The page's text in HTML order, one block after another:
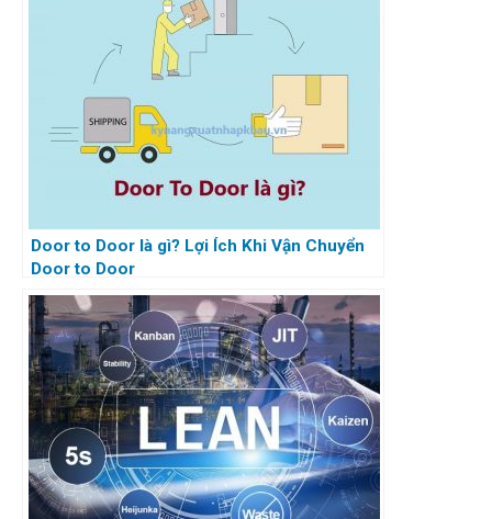
Door to Door là gì? Lợi Ích Khi Vận Chuyển
Door to Door